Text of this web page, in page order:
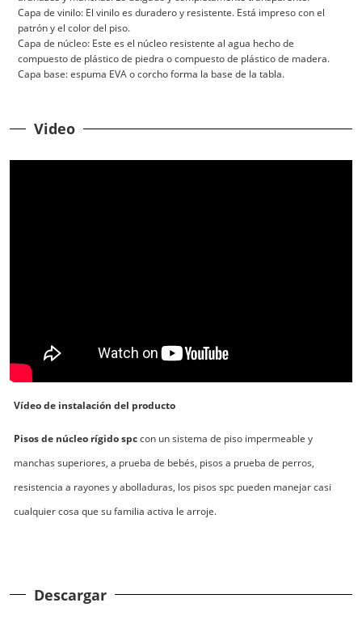
Capa de vinilo: El vinilo es duradero y resistente. Está impreso con el
patrón y el color del piso.
Capa de núcleo: Este es el núcleo resistente al agua hecho de
compuesto de plástico de piedra o compuesto de plástico de madera.
Capa base: espuma EVA o corcho forma la base de la tabla.
Video
Vídeo de instalación del producto
Pisos de núcleo rígido spccon un sistema de piso impermeable y
manchas superiores, a prueba de bebés, pisos a prueba de perros,
resistencia a rayones y abolladuras, los pisos spc pueden manejar casi
cualquier cosa que su familia activa le arroje.
Descargar